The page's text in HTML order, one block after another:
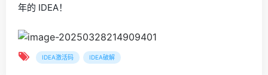
年的 IDEA！
IDEA激活码 IDEA破解